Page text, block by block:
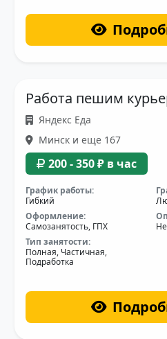
Работа пешим
Яндекс Еда
Минск и еще 167
200 - 350 ₽ в час
График работы:
Гибкий
Оформление:
Самозанятость, ГПХ
Тип занятости:
Полная, Частичная,
Подработка